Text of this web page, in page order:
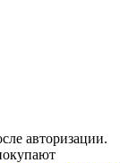
авторизации.